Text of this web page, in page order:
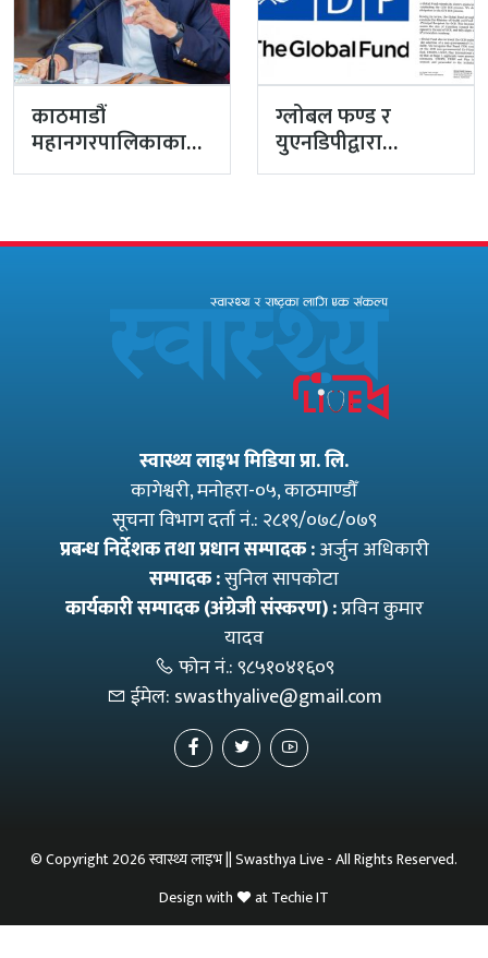
काठमाडौं
महानगरपालिकाका
प्रमुख प्रशासकीय
ग्लोबल फण्ड र
युएनडिपीद्वारा
सरकारको
विवादास्पद…
स्वास्थ्य लाइभ मिडिया प्रा. लि.
कागेश्वरी, मनाेहरा-०५, काठमाण्डौँ
सूचना विभाग दर्ता नं.: २८१९/०७८/०७९
प्रबन्ध निर्देशक तथा प्रधान सम्पादक :अर्जुन अधिकारी
सम्पादक :सुनिल सापकोटा
कार्यकारी सम्पादक (अंग्रेजी संस्करण) :प्रविन कुमार
यादव
फोन नं.:९८५१०४१६०९
ईमेल: swasthyalive@gmail.com
© Copyright 2026 स्वास्थ्य लाइभ || Swasthya Live - All Rights Reserved.
Design with
atTechie IT